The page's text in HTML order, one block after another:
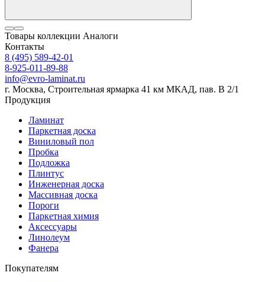
Товары коллекции Аналоги
Контакты
8 (495) 589-42-01
8-925-011-89-88
info@evro-laminat.ru
г. Москва, Строительная ярмарка 41 км МКАД, пав. В 2/1
Продукция
Ламинат
Паркетная доска
Виниловый пол
Пробка
Подложка
Плинтус
Инженерная доска
Массивная доска
Пороги
Паркетная химия
Аксессуары
Линолеум
Фанера
Покупателям